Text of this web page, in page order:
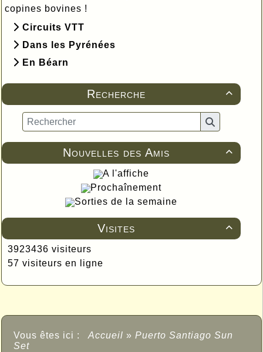
copines bovines !
Circuits VTT
Dans les Pyrénées
En Béarn

Recherche

Nouvelles des Amis
A l'affiche
Prochaînement
Sorties de la semaine

Visites
3923436 visiteurs
57 visiteurs en ligne
Vous êtes ici : Accueil » Puerto Santiago Sun
Set